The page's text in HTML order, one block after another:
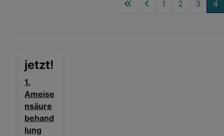
1 2 3 4
jetzt!
1.
Ameise
nsäure
behand
lung